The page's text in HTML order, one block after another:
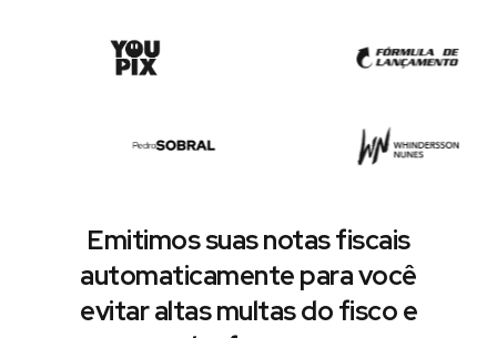
Emitimos suas notas fiscais
automaticamente para você
evitar altas multas do fisco e